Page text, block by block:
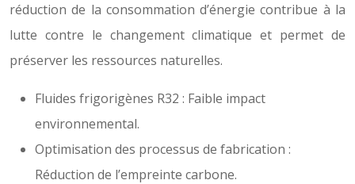
réduction de la consommation d’énergie contribue à la
lutte contre le changement climatique et permet de
préserver les ressources naturelles.
Fluides frigorigènes R32 : Faible impact
environnemental.
Optimisation des processus de fabrication :
Réduction de l’empreinte carbone.